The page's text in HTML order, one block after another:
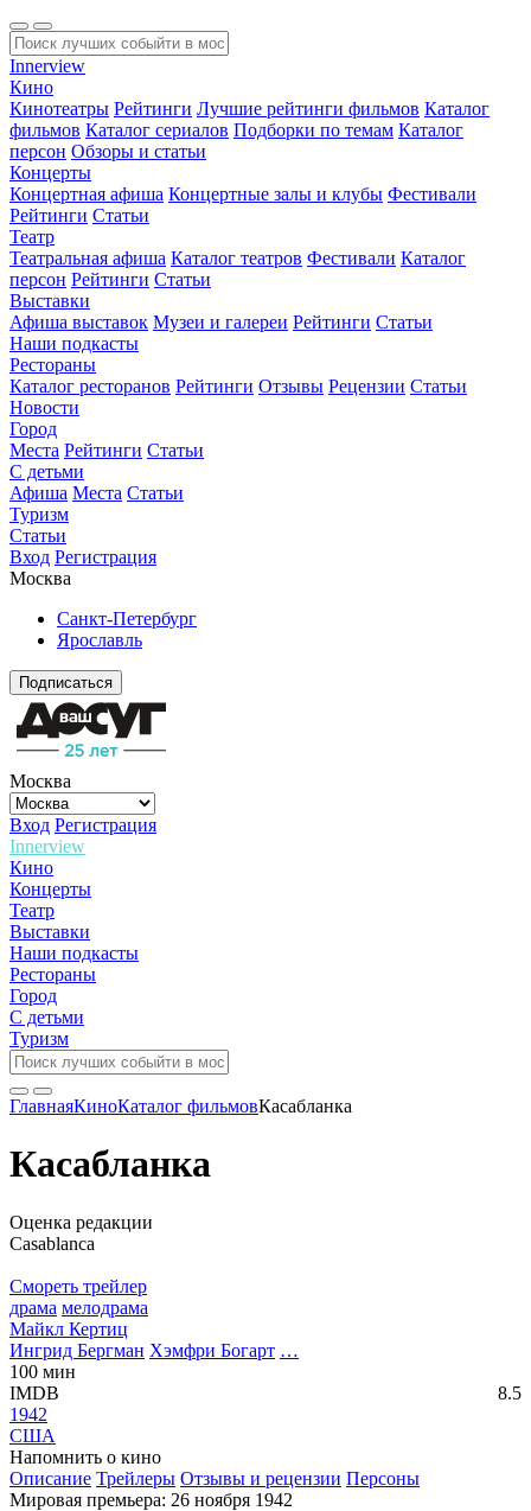
Innerview
Кино
Кинотеатры Рейтинги Лучшие рейтинги фильмов Каталог
фильмов Каталог сериалов Подборки по темам Каталог
персон Обзоры и статьи
Концерты
Концертная афиша Концертные залы и клубы Фестивали
Рейтинги Статьи
Театр
Театральная афиша Каталог театров Фестивали Каталог
персон Рейтинги Статьи
Выставки
Афиша выставок Музеи и галереи Рейтинги Статьи
Наши подкасты
Рестораны
Каталог ресторанов Рейтинги Отзывы Рецензии Статьи
Новости
Город
Места Рейтинги Статьи
С детьми
Афиша Места Статьи
Туризм
Статьи
Вход Регистрация
Москва
Санкт-Петербург
Ярославль
Подписаться
Москва
Вход Регистрация
Innerview
Кино
Концерты
Театр
Выставки
Наши подкасты
Рестораны
Город
С детьми
Туризм
ГлавнаяКиноКаталог фильмовКасабланка
Касабланка
Оценка редакции
Casablanca
Смореть трейлер
драма мелодрама
Майкл Кертиц
Ингрид Бергман Хэмфри Богарт …
100 мин
IMDB
8.5
1942
США
Напомнить о кино
Описание Трейлеры Отзывы и рецензии Персоны
Мировая премьера: 26 ноября 1942